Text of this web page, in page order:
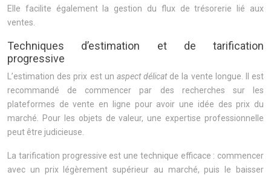
Elle facilite également la gestion du flux de trésorerie lié aux
ventes.
Techniques d’estimation et de tarification
progressive
L’estimation des prix est un aspect délicat de la vente longue. Il est
recommandé de commencer par des recherches sur les
plateformes de vente en ligne pour avoir une idée des prix du
marché. Pour les objets de valeur, une expertise professionnelle
peut être judicieuse.
La tarification progressive est une technique efficace : commencer
avec un prix légèrement supérieur au marché, puis le baisser